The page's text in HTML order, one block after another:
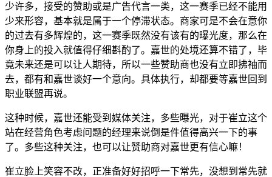
少许多，接受的赞助或是广告代言一类，这一赛季已经不能用
少来形容，基本就是属于一个停滞状态。商家可是不会在意你
的过去有多辉煌的，这一赛季既然没有该有的曝光度，那么在
你身上的投入就值得仔细斟酌了。嘉世的处境还算不错了，毕
竟未来还是可以让人期待，所以一些赞助商也没有立即拂袖而
去，都有和嘉世谈好一个意向。具体执行，却都要等嘉世回到
职业联盟再说。
这种时候，嘉世还能受到媒体关注，多些曝光，对于崔立这个
站在经营角色考虑问题的经理来说倒是件值得高兴一下的事
了。多些这种关注，也可以让赞助商对嘉世更有信心嘛！
崔立脸上笑容不改，正准备好好招呼一下常先，没想到常先就